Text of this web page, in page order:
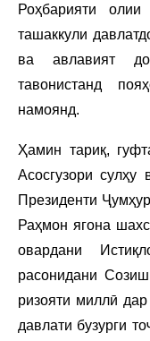
Роҳбарияти
ташаккули
ва авлавият
тавонистанд
намоянд.
Ҳамин тариқ,
Асосгузори
Президенти
Раҳмон ягона
овардани
расонидани
ризояти миллӣ
давлати бузурги